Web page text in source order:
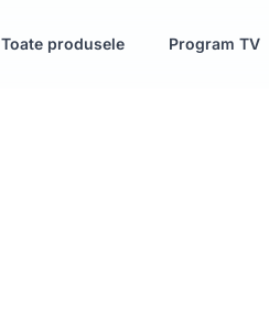
Toate produsele Program TV